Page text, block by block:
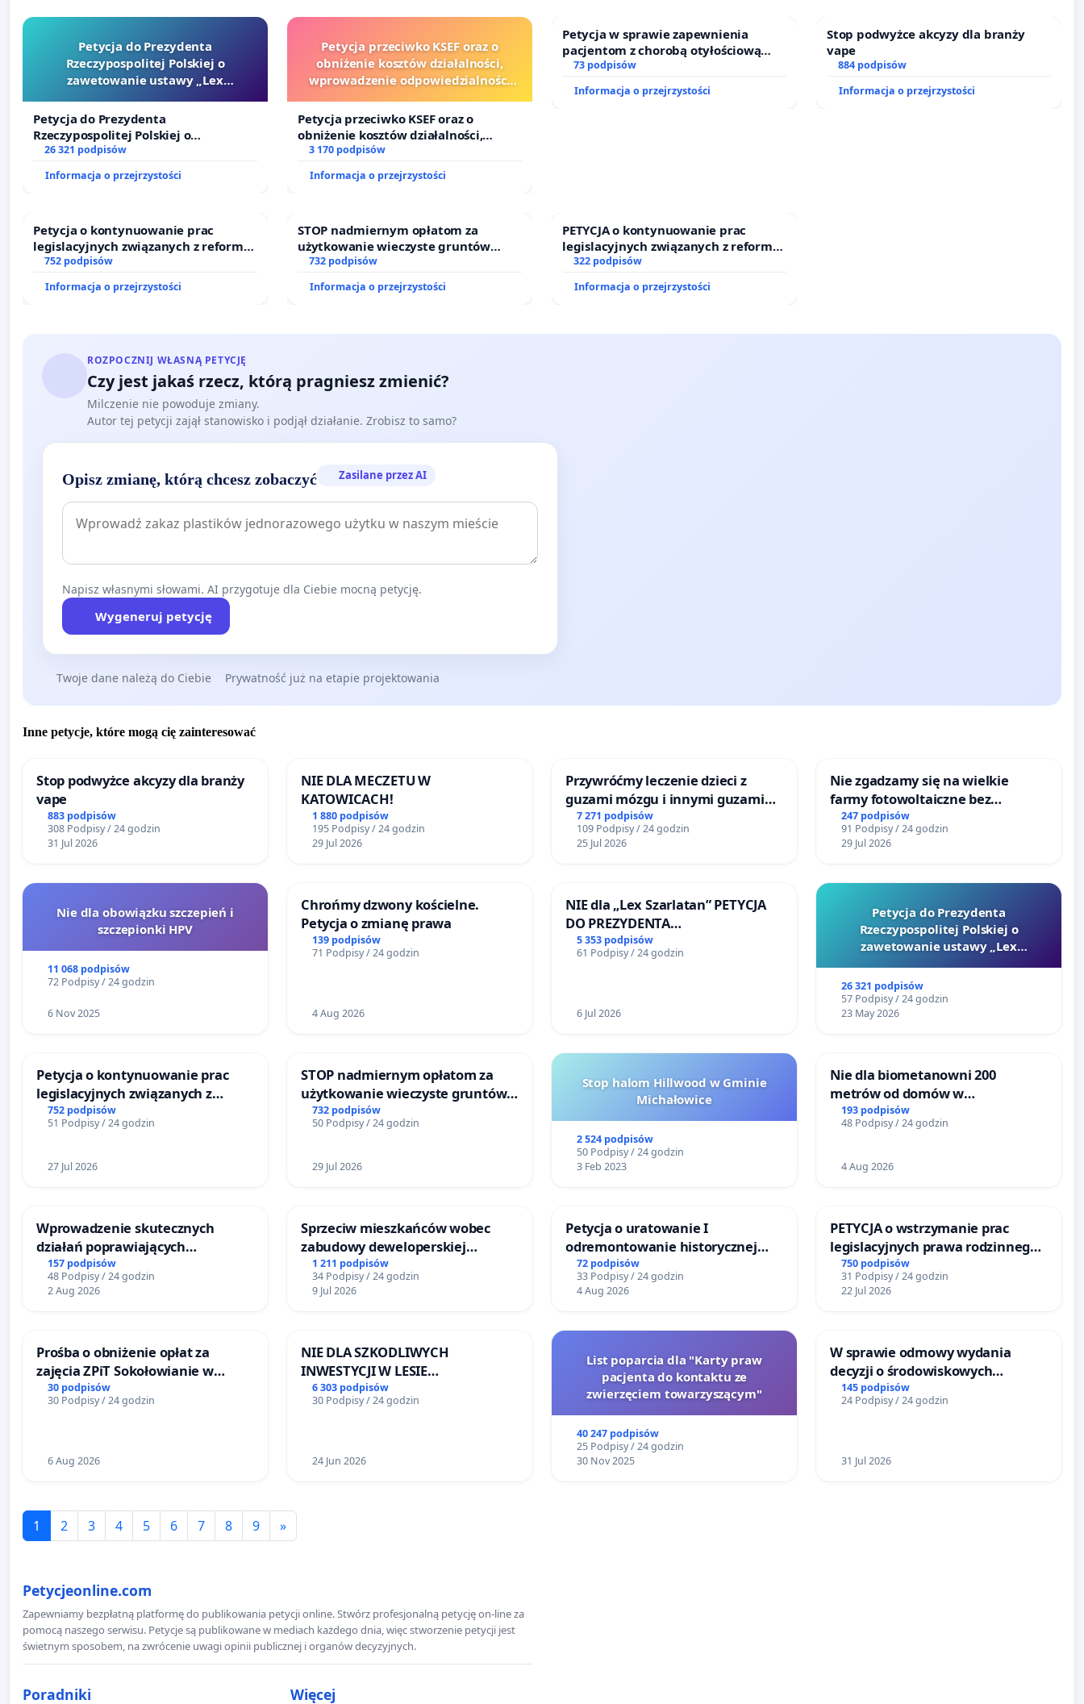
Petycja do Prezydenta
Rzeczypospolitej Polskiej o
zawetowanie ustawy „Lex
Petycja do Prezydenta
Rzeczypospolitej Polskiej o
zawetowanie ustawy „Lex Szarlatan”
26 321 podpisów
Informacja o przejrzystości
Petycja przeciwko KSEF oraz o
obniżenie kosztów działalności,
wprowadzenie odpowiedzialności
sędziów
Petycja przeciwko KSEF oraz o
obniżenie kosztów działalności,
wprowadzenie odpowiedzialności
sędziów
3 170 podpisów
Informacja o przejrzystości
Petycja w sprawie zapewnienia
pacjentom z chorobą otyłościową
dostępu do kompleksowego leczenia
73 podpisów
Informacja o przejrzystości
Stop podwyżce akcyzy dla branży
vape
884 podpisów
Informacja o przejrzystości
Petycja o kontynuowanie prac
legislacyjnych związanych z reformą
prawa rodzinnego
752 podpisów
Informacja o przejrzystości
STOP nadmiernym opłatom za
użytkowanie wieczyste gruntów
zajmowanych przez rodzinne ogrody
732 podpisów
Informacja o przejrzystości
PETYCJA o kontynuowanie prac
legislacyjnych związanych z reformą
prawa rodzinnego
322 podpisów
Informacja o przejrzystości
ROZPOCZNIJ WŁASNĄ PETYCJĘ
Czy jest jakaś rzecz, którą pragniesz zmienić?
Milczenie nie powoduje zmiany.
Autor tej petycji zajął stanowisko i podjął działanie. Zrobisz to samo?
Opisz zmianę, którą chcesz zobaczyć Zasilane przez AI
Napisz własnymi słowami. AI przygotuje dla Ciebie mocną petycję.
Wygeneruj petycję
Twoje dane należą do Ciebie Prywatność już na etapie projektowania
Inne petycje, które mogą cię zainteresować
Stop podwyżce akcyzy dla branży
vape
883 podpisów
308 Podpisy / 24 godzin
31 Jul 2026
NIE DLA MECZETU W
KATOWICACH!
1 880 podpisów
195 Podpisy / 24 godzin
29 Jul 2026
Przywróćmy leczenie dzieci z
guzami mózgu i innymi guzami
litymi do Górnośląskiego
Centrum Zdrowia Dziecka w
Katowicach
7 271 podpisów
109 Podpisy / 24 godzin
25 Jul 2026
Nie zgadzamy się na wielkie
farmy fotowoltaiczne bez
rzetelnych analiz i akceptacji
mieszkańców
247 podpisów
91 Podpisy / 24 godzin
29 Jul 2026
Nie dla obowiązku szczepień i
szczepionki HPV
11 068 podpisów
72 Podpisy / 24 godzin
6 Nov 2025
Chrońmy dzwony kościelne.
Petycja o zmianę prawa
139 podpisów
71 Podpisy / 24 godzin
4 Aug 2026
NIE dla „Lex Szarlatan” PETYCJA
DO PREZYDENTA
RZECZYPOSPOLITEJ POLSKIEJ
5 353 podpisów
61 Podpisy / 24 godzin
6 Jul 2026
Petycja do Prezydenta
Rzeczypospolitej Polskiej o
zawetowanie ustawy „Lex
26 321 podpisów
57 Podpisy / 24 godzin
23 May 2026
Petycja o kontynuowanie prac
legislacyjnych związanych z
reformą prawa rodzinnego
752 podpisów
51 Podpisy / 24 godzin
27 Jul 2026
STOP nadmiernym opłatom za
użytkowanie wieczyste gruntów
zajmowanych przez rodzinne
ogrody działkowe.
732 podpisów
50 Podpisy / 24 godzin
29 Jul 2026
Stop halom Hillwood w Gminie
Michałowice
2 524 podpisów
50 Podpisy / 24 godzin
3 Feb 2023
Nie dla biometanowni 200
metrów od domów w
Biernatkach, gm. Wądroże
Wielkie
193 podpisów
48 Podpisy / 24 godzin
4 Aug 2026
Wprowadzenie skutecznych
działań poprawiających
bezpieczeństwo na ulicy
Żeromskiego w Otwocku
157 podpisów
48 Podpisy / 24 godzin
2 Aug 2026
Sprzeciw mieszkańców wobec
zabudowy deweloperskiej
terenow zielonych w rejonie
Bulwarów Straceńskich w Bielsku-
Białej
1 211 podpisów
34 Podpisy / 24 godzin
9 Jul 2026
Petycja o uratowanie I
odremontowanie historycznej
Lokomotywy sm42-914
72 podpisów
33 Podpisy / 24 godzin
4 Aug 2026
PETYCJA o wstrzymanie prac
legislacyjnych prawa rodzinnego
narażających ofiary przemocy
750 podpisów
31 Podpisy / 24 godzin
22 Jul 2026
Prośba o obniżenie opłat za
zajęcia ZPiT Sokołowianie w
Sokołowskim Ośrodku Kultury
30 podpisów
30 Podpisy / 24 godzin
6 Aug 2026
NIE DLA SZKODLIWYCH
INWESTYCJI W LESIE
ŁAGIEWNICKIM I ARTURÓWKU
6 303 podpisów
30 Podpisy / 24 godzin
24 Jun 2026
List poparcia dla "Karty praw
pacjenta do kontaktu ze
zwierzęciem towarzyszącym"
40 247 podpisów
25 Podpisy / 24 godzin
30 Nov 2025
W sprawie odmowy wydania
decyzji o środowiskowych
uwarunkowaniach dla budowy
zakładu wytwarzania biometanu
mieszkańców i Puszczy
145 podpisów
24 Podpisy / 24 godzin
31 Jul 2026
1 2 3 4 5 6 7 8 9 »
Petycjeonline.com
Zapewniamy bezpłatną platformę do publikowania petycji online. Stwórz profesjonalną petycję on-line za
pomocą naszego serwisu. Petycje są publikowane w mediach każdego dnia, więc stworzenie petycji jest
świetnym sposobem, na zwrócenie uwagi opinii publicznej i organów decyzyjnych.
Poradniki Więcej